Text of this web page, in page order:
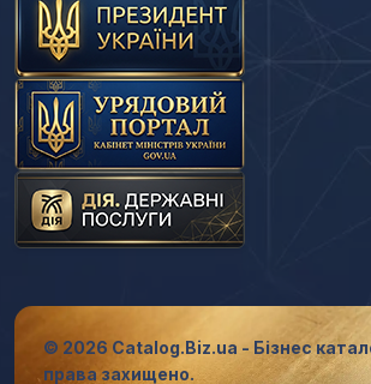
© 2026 Catalog.Biz.ua - Бізнес
права захищено.